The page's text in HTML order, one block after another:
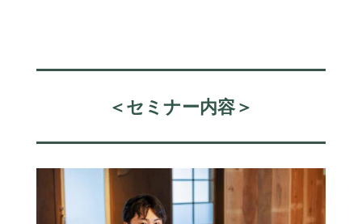
＜セミナー内容＞